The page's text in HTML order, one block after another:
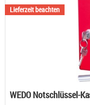
Lieferzeit beachten
WEDO Notschlüssel-